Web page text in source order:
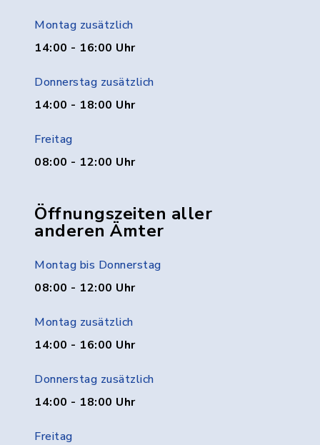
Montag zusätzlich
14:00 - 16:00 Uhr
Donnerstag zusätzlich
14:00 - 18:00 Uhr
Freitag
08:00 - 12:00 Uhr
Öffnungszeiten aller
anderen Ämter
Montag bis Donnerstag
08:00 - 12:00 Uhr
Montag zusätzlich
14:00 - 16:00 Uhr
Donnerstag zusätzlich
14:00 - 18:00 Uhr
Freitag